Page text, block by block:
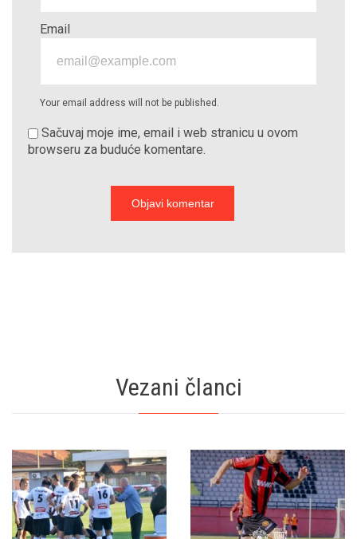
Email
Your email address will not be published.
Sačuvaj moje ime, email i web stranicu u ovom
browseru za buduće komentare.
Vezani članci